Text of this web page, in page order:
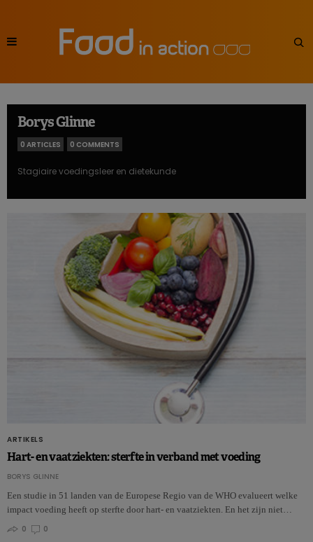
Borys Glinne
0 ARTICLES 0 COMMENTS
Stagiaire voedingsleer en dietekunde
ARTIKELS
Hart- en vaatziekten: sterfte in verband met voeding
BORYS GLINNE
Een studie in 51 landen van de Europese Regio van de WHO evalueert welke
impact voeding heeft op sterfte door hart- en vaatziekten. En het zijn niet…
0
0